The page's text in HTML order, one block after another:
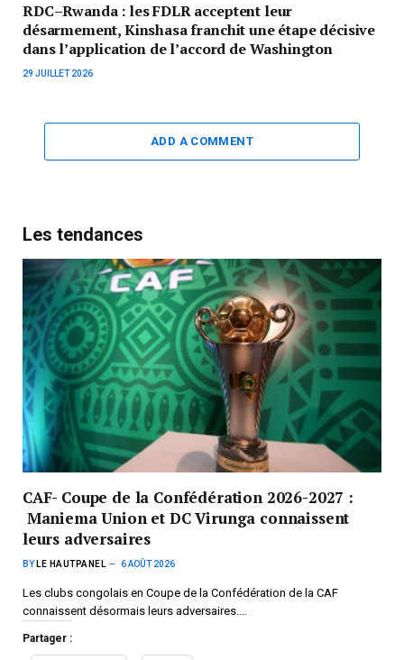
RDC–Rwanda : les FDLR acceptent leur
désarmement, Kinshasa franchit une étape décisive
dans l’application de l’accord de Washington
29 JUILLET 2026
ADD A COMMENT
Les tendances
CAF- Coupe de la Confédération 2026-2027 :
Maniema Union et DC Virunga connaissent
leurs adversaires
BY LE HAUTPANEL 6 AOÛT 2026
Les clubs congolais en Coupe de la Confédération de la CAF
connaissent désormais leurs adversaires.…
Partager :